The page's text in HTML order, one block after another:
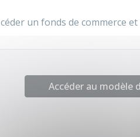
un fonds de commerce
Accéder au modèle